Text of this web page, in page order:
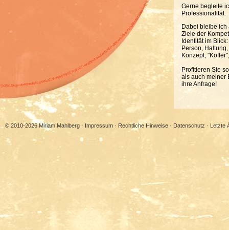
Gerne begleite
Professionalität.
Dabei bleibe ich
Ziele der
Identität im Blick:
Person,
Konzept,
Profitieren Sie
als auch meiner
ihre Anfrage!
© 2010-2026 Miriam Mahlberg · Impressum · Rechtliche Hinweise · Datenschutz · Letzte